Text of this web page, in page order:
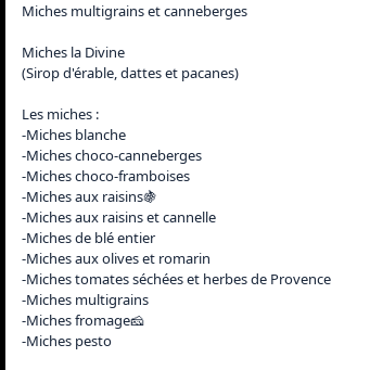
Miches multigrains et canneberges
Miches la Divine
(Sirop d'érable, dattes et pacanes)
Les miches :
-Miches blanche
-Miches choco-canneberges
-Miches choco-framboises
-Miches aux raisins🍇
-Miches aux raisins et cannelle
-Miches de blé entier
-Miches aux olives et romarin
-Miches tomates séchées et herbes de Provence
-Miches multigrains
-Miches fromage🧀
-Miches pesto